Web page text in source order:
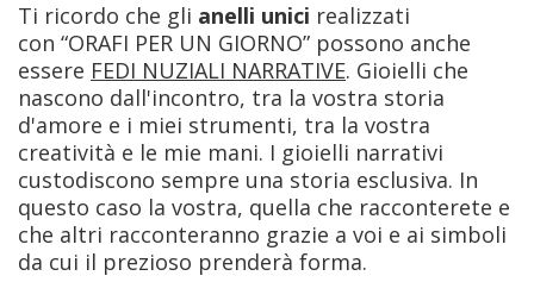
Ti ricordo che gli anelli unici realizzati
con “ORAFI PER UN GIORNO” possono anche
essere FEDI NUZIALI NARRATIVE. Gioielli che
nascono dall'incontro, tra la vostra storia
d'amore e i miei strumenti, tra la vostra
creatività e le mie mani. I gioielli narrativi
custodiscono sempre una storia esclusiva. In
questo caso la vostra, quella che racconterete e
che altri racconteranno grazie a voi e ai simboli
da cui il prezioso prenderà forma.